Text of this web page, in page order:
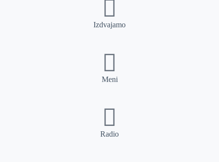
Izdvajamo
Meni
Radio